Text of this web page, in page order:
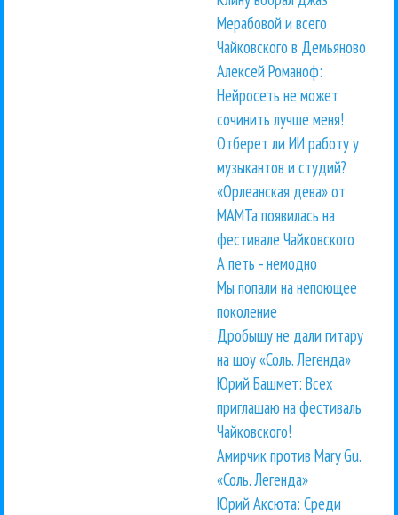
Мерабовой и всего
Чайковского в Демьяново
Алексей Романоф:
Нейросеть не может
сочинить лучше меня!
Отберет ли ИИ работу у
музыкантов и студий?
«Орлеанская дева» от
МАМТа появилась на
фестивале Чайковского
А петь - немодно
Мы попали на непоющее
поколение
Дробышу не дали гитару
на шоу «Соль. Легенда»
Юрий Башмет: Всех
приглашаю на фестиваль
Чайковского!
Амирчик против Mary Gu.
«Соль. Легенда»
Юрий Аксюта: Среди